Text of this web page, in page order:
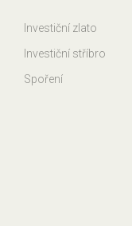
Investiční zlato
Investiční stříbro
Spoření